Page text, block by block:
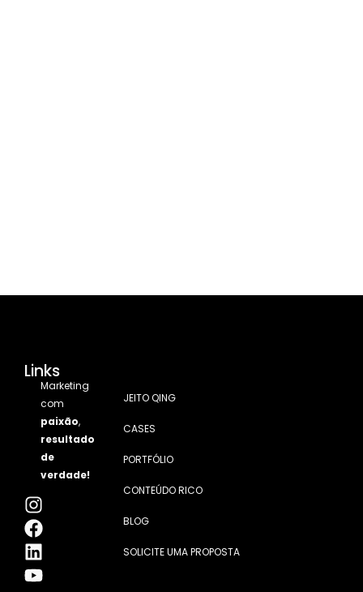
Marketing
com
paixão,
resultado
de
verdade!
Links
JEITO QING
CASES
PORTFÓLIO
CONTEÚDO RICO
BLOG
SOLICITE UMA PROPOSTA